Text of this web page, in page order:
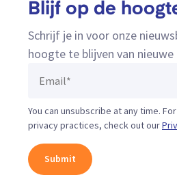
Blijf op de
Schrijf je in voor onze
hoogte te blijven van
You can unsubscribe at any time.
privacy practices, check out our